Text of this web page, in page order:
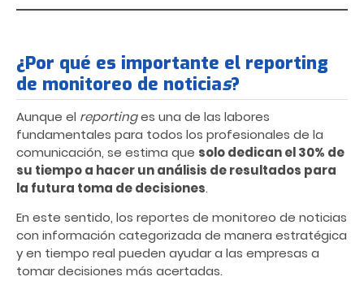
¿Por qué es importante el reporting
de monitoreo de noticias?
Aunque el reportinges una de las labores
fundamentales para todos los profesionales de la
comunicación, se estima que solo dedican el 30% de
su tiempo a hacer un análisis de resultados para
la futura toma de decisiones.
En este sentido, los reportes de monitoreo de noticias
con información categorizada de manera estratégica
y en tiempo real pueden ayudar a las empresas a
tomar decisiones más acertadas.